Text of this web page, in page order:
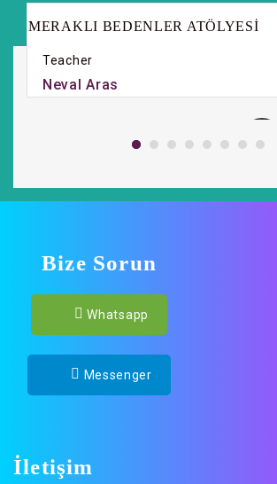
MERAKLI BEDENLER ATÖLYESİ
Teacher
Neval Aras
Bize Sorun
Whatsapp
Messenger
İletişim